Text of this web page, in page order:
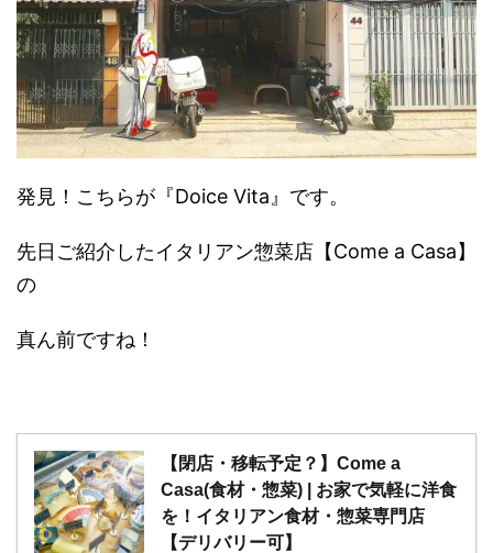
発見！こちらが『Doice Vita』です。
先日ご紹介したイタリアン惣菜店【Come a Casa】
の
真ん前ですね！
【閉店・移転予定？】Come a
Casa(食材・惣菜) | お家で気軽に洋食
を！イタリアン食材・惣菜専門店
【デリバリー可】